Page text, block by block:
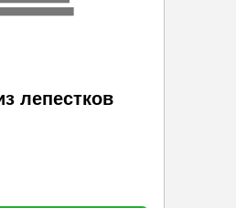
лепестков